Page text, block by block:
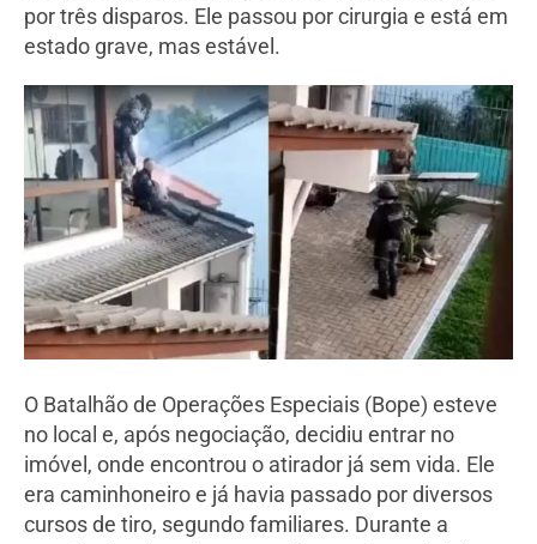
por três disparos. Ele passou por cirurgia e está em
estado grave, mas estável.
O Batalhão de Operações Especiais (Bope) esteve
no local e, após negociação, decidiu entrar no
imóvel, onde encontrou o atirador já sem vida. Ele
era caminhoneiro e já havia passado por diversos
cursos de tiro, segundo familiares. Durante a